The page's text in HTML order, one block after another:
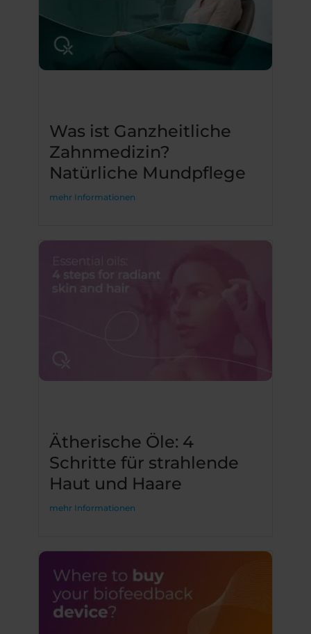
Was ist Ganzheitliche
Zahnmedizin?
Natürliche Mundpflege
mehr Informationen
Ätherische Öle: 4
Schritte für strahlende
Haut und Haare
mehr Informationen